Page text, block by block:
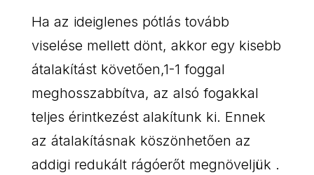
Ha az ideiglenes pótlás tovább
viselése mellett dönt, akkor egy kisebb
átalakítást követően,1-1 foggal
meghosszabbítva, az alsó fogakkal
teljes érintkezést alakítunk ki. Ennek
az átalakításnak köszönhetően az
addigi redukált rágóerőt megnöveljük .